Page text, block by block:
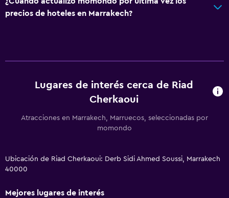
precios de hoteles en Marrakech?
Lugares de interés cerca de Riad
Cherkaoui
Atracciones en Marrakech, Marruecos, seleccionadas por
momondo
Ubicación de Riad Cherkaoui: Derb Sidi Ahmed Soussi, Marrakech
40000
Mejores lugares de interés